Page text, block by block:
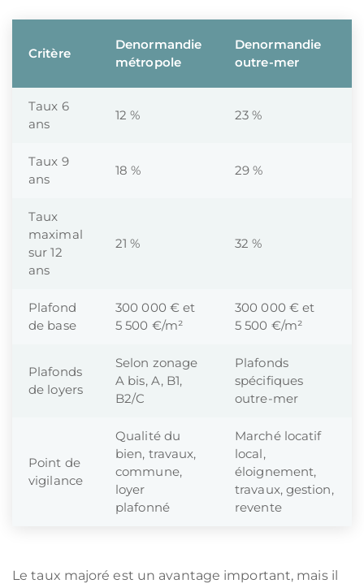
Critère
Denormandie
métropole
Denormandie
outre-mer
Taux 6
ans
12 % 23 %
Taux 9
ans
18 % 29 %
Taux
maximal
sur 12
ans
21 % 32 %
Plafond
de base
300 000 € et
5 500 €/m²
300 000 € et
5 500 €/m²
Plafonds
de loyers
Selon zonage
A bis, A, B1,
B2/C
Plafonds
spécifiques
outre-mer
Point de
vigilance
Qualité du
bien, travaux,
commune,
loyer
plafonné
Marché locatif
local,
éloignement,
travaux, gestion,
revente
Le taux majoré est un avantage important, mais il